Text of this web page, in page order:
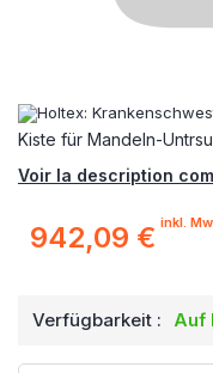
Kiste für Mandeln-
Voir la description
942,09 € inkl.
Verfügbarkeit : Auf